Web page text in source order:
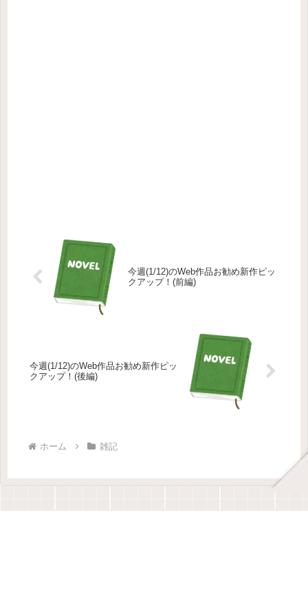
今週(1/12)のWeb作品お勧め新作ピッ
クアップ！(前編)
今週(1/12)のWeb作品お勧め新作ピッ
クアップ！(後編)
ホーム 雑記